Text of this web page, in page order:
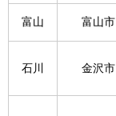
富山 富山市
石川 金沢市